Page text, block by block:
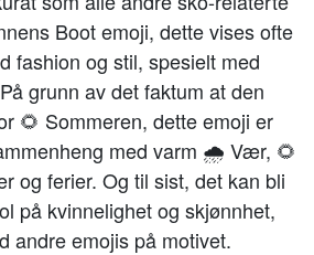
Boot emoji, dette vises ofte
fashion og stil, spesielt med
grunn av det faktum at den
🌻 Sommeren, dette emoji er
med varm 🌧 Vær, 🌻
og ferier. Og til sist, det kan bli
på kvinnelighet og skjønnhet,
andre emojis på motivet.